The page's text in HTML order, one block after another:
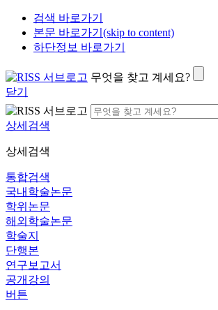
검색 바로가기
본문 바로가기(skip to content)
하단정보 바로가기
무엇을 찾고 계세요?
닫기
상세검색
상세검색
통합검색
국내학술논문
학위논문
해외학술논문
학술지
단행본
연구보고서
공개강의
버튼